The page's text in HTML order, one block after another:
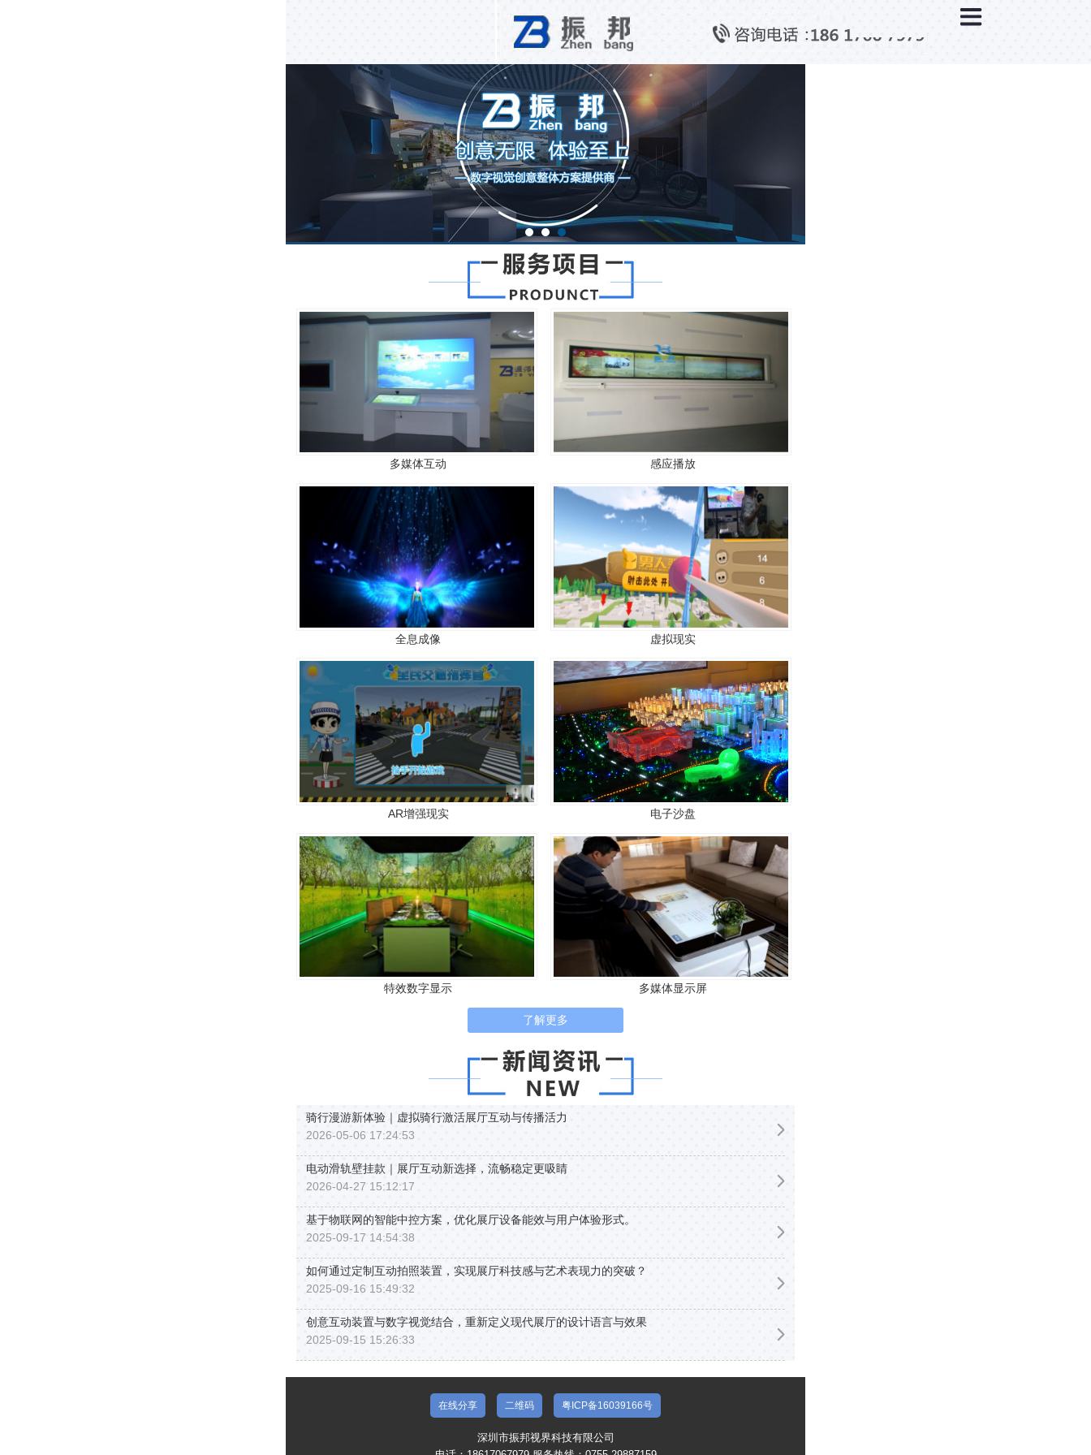
多媒体互动 感应播放
全息成像 虚拟现实
AR增强现实 电子沙盘
特效数字显示 多媒体显示屏
了解更多
骑行漫游新体验｜虚拟骑行激活展厅互动与传播活力
2026-05-06 17:24:53
电动滑轨壁挂款｜展厅互动新选择，流畅稳定更吸睛
2026-04-27 15:12:17
基于物联网的智能中控方案，优化展厅设备能效与用户体验形式。
2025-09-17 14:54:38
如何通过定制互动拍照装置，实现展厅科技感与艺术表现力的突破？
2025-09-16 15:49:32
创意互动装置与数字视觉结合，重新定义现代展厅的设计语言与效果
2025-09-15 15:26:33
在线分享 二维码 粤ICP备16039166号
深圳市振邦视界科技有限公司